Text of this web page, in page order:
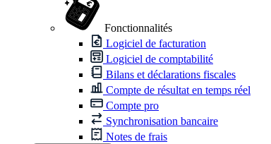
Fonctionnalités
Logiciel de facturation
Logiciel de comptabilité
Bilans et déclarations fiscales
Compte de résultat en temps réel
Compte pro
Synchronisation bancaire
Notes de frais